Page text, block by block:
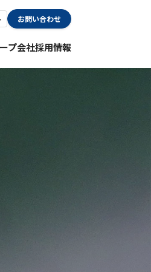
お問い合わせ
プ会社採用情報